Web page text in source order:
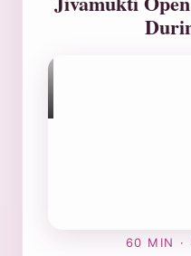
60 MIN ·